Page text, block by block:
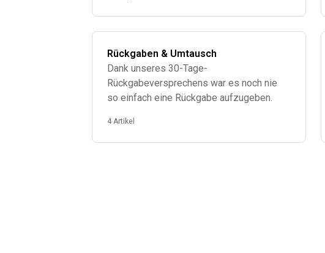
Rückgaben & Umtausch
Dank unseres 30-Tage-
Rückgabeversprechens war es noch nie
so einfach eine Rückgabe aufzugeben.
4 Artikel